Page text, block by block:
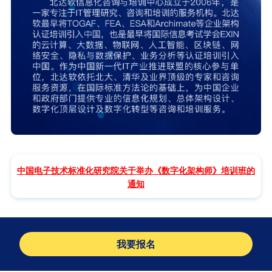
中国电子技术标准化研究院关于举办《数字化架构师》培训班的
通知
我要报名